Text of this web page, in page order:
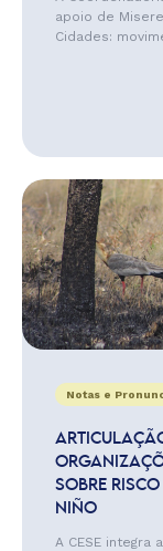
apoio de
Cidades:
Notas e
SOBRE
NIÑO
A CESE integra